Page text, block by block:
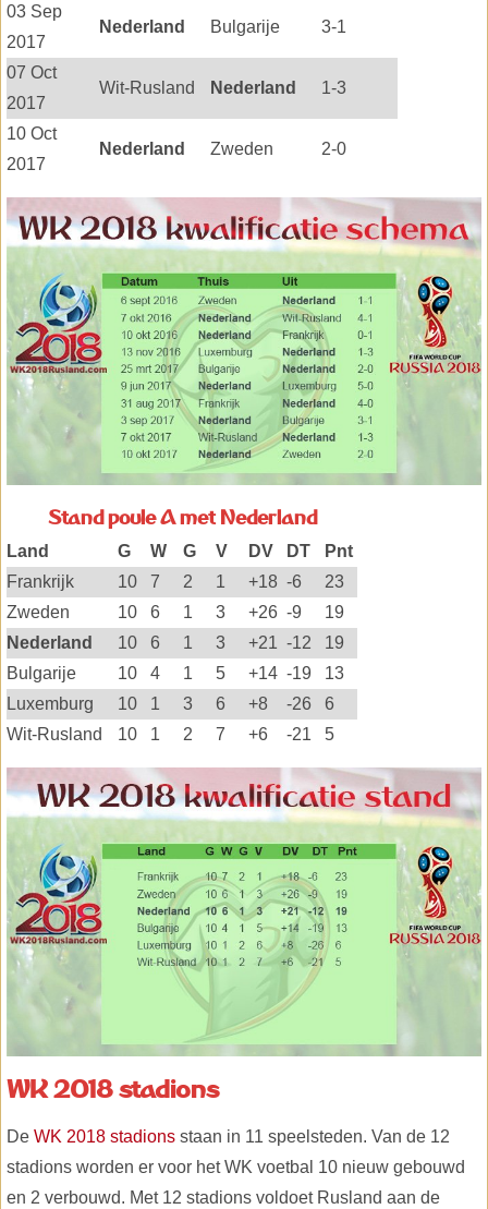
03 Sep
2017
Nederland Bulgarije 3-1
07 Oct
2017
Wit-Rusland Nederland 1-3
10 Oct
2017
Nederland Zweden 2-0
Stand poule A met Nederland
Land G W G V DV DT
Pnt
Frankrijk
10 7 2 1 +18 -6
23
Zweden
10 6 1 3 +26 -9
19
Nederland
10 6 1 3 +21 -12
19
Bulgarije
10 4 1 5 +14 -19
13
Luxemburg
10 1 3 6 +8 -26
6
Wit-Rusland
10 1 2 7 +6 -21 5
WK 2018 stadions
De WK 2018 stadions staan in 11 speelsteden. Van de 12
stadions worden er voor het WK voetbal 10 nieuw gebouwd
en 2 verbouwd. Met 12 stadions voldoet Rusland aan de